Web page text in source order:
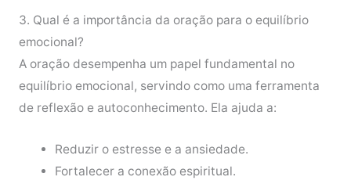
3. Qual é a importância da oração para o equilíbrio
emocional?
A oração desempenha um papel fundamental no
equilíbrio emocional, servindo como uma ferramenta
de reflexão e autoconhecimento. Ela ajuda a:
Reduzir o estresse e a ansiedade.
Fortalecer a conexão espiritual.